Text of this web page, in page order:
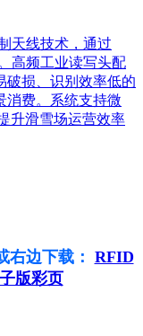
天线技术，通过
高频工业读写头配
破损、识别效率低的
消费。系统支持微
升滑雪场运营效率
右边下载： RFID
版彩页